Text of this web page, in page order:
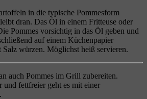
in die typische Pommesform
dran. Das Öl in einem Fritteuse oder
Pommes vorsichtig in das Öl geben und
auf einem Küchenpapier
Salz würzen. Möglichst heiß servieren.
auch Pommes im Grill zubereiten.
und fettfreier geht es mit einer